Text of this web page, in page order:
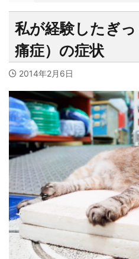
私が経験したぎ
痛症）の症状
2014年2月6日